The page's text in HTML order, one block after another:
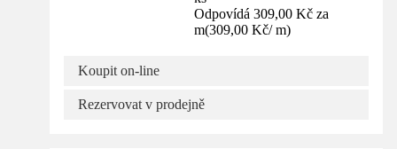
Odpovídá 309,00 Kč za
m(309,00 Kč/ m)
Koupit on-line
Rezervovat v prodejně